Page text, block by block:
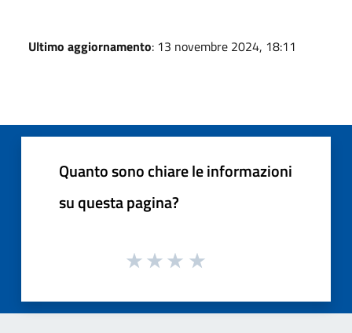
Ultimo aggiornamento: 13 novembre 2024, 18:11
Quanto sono chiare le informazioni
su questa pagina?